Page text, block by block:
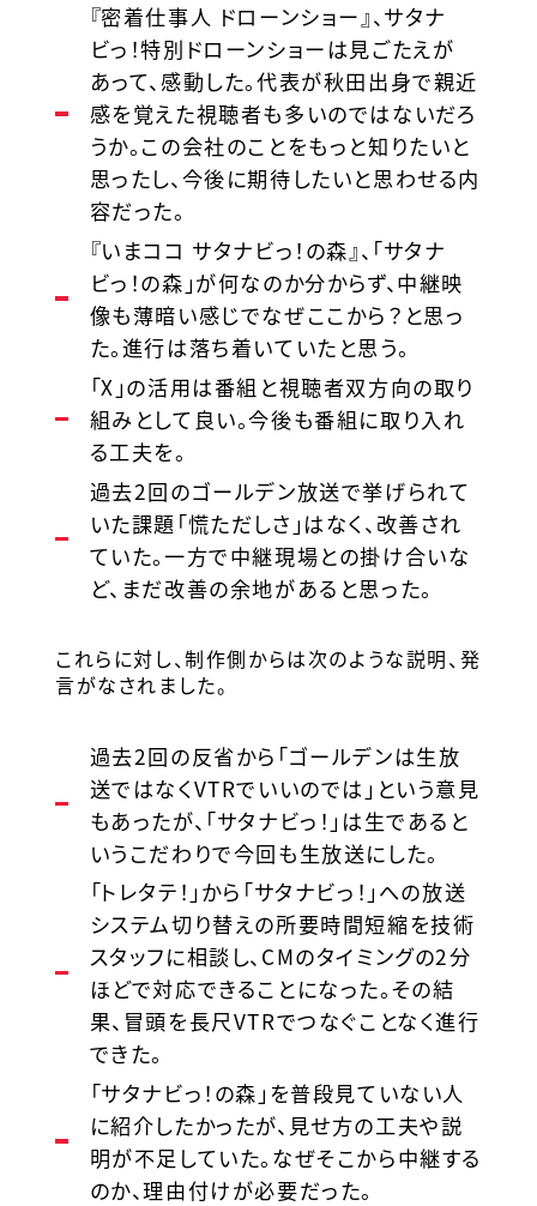
『密着仕事人 ドローンショー』、サタナ
ビっ！特別ドローンショーは見ごたえが
あって、感動した。代表が秋田出身で親近
感を覚えた視聴者も多いのではないだろ
うか。この会社のことをもっと知りたいと
思ったし、今後に期待したいと思わせる内
容だった。
『いまココ サタナビっ！の森』、「サタナ
ビっ！の森」が何なのか分からず、中継映
像も薄暗い感じでなぜここから？と思っ
た。進行は落ち着いていたと思う。
「X」の活用は番組と視聴者双方向の取り
組みとして良い。今後も番組に取り入れ
る工夫を。
過去2回のゴールデン放送で挙げられて
いた課題「慌ただしさ」はなく、改善され
ていた。一方で中継現場との掛け合いな
ど、まだ改善の余地があると思った。
これらに対し、制作側からは次のような説明、発
言がなされました。
過去2回の反省から「ゴールデンは生放
送ではなくVTRでいいのでは」という意見
もあったが、「サタナビっ！」は生であると
いうこだわりで今回も生放送にした。
「トレタテ！」から「サタナビっ！」への放送
システム切り替えの所要時間短縮を技術
スタッフに相談し、CMのタイミングの2分
ほどで対応できることになった。その結
果、冒頭を長尺VTRでつなぐことなく進行
できた。
「サタナビっ！の森」を普段見ていない人
に紹介したかったが、見せ方の工夫や説
明が不足していた。なぜそこから中継する
のか、理由付けが必要だった。